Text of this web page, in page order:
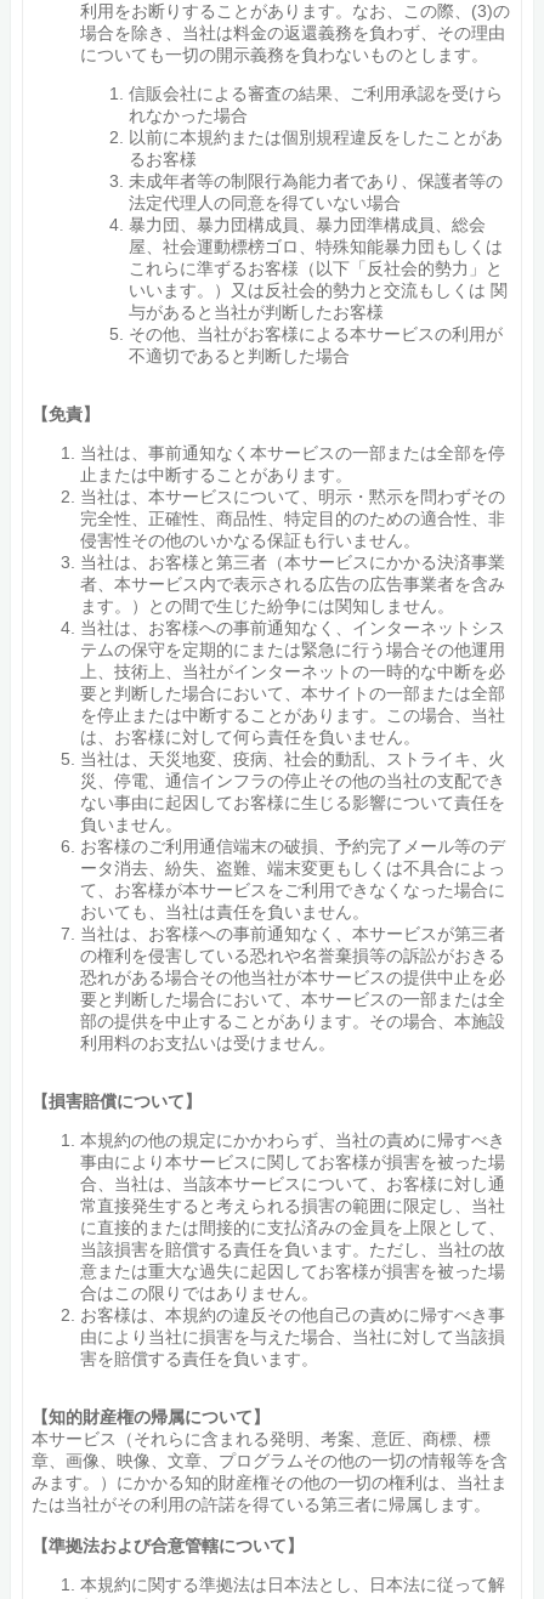
利用をお断りすることがあります。なお、この際、(3)の
場合を除き、当社は料金の返還義務を負わず、その理由
についても一切の開示義務を負わないものとします。
信販会社による審査の結果、ご利用承認を受けら
れなかった場合
以前に本規約または個別規程違反をしたことがあ
るお客様
未成年者等の制限行為能力者であり、保護者等の
法定代理人の同意を得ていない場合
暴力団、暴力団構成員、暴力団準構成員、総会
屋、社会運動標榜ゴロ、特殊知能暴力団もしくは
これらに準ずるお客様（以下「反社会的勢力」と
いいます。）又は反社会的勢力と交流もしくは 関
与があると当社が判断したお客様
その他、当社がお客様による本サービスの利用が
不適切であると判断した場合
【免責】
当社は、事前通知なく本サービスの一部または全部を停
止または中断することがあります。
当社は、本サービスについて、明示・黙示を問わずその
完全性、正確性、商品性、特定目的のための適合性、非
侵害性その他のいかなる保証も行いません。
当社は、お客様と第三者（本サービスにかかる決済事業
者、本サービス内で表示される広告の広告事業者を含み
ます。）との間で生じた紛争には関知しません。
当社は、お客様への事前通知なく、インターネットシス
テムの保守を定期的にまたは緊急に行う場合その他運用
上、技術上、当社がインターネットの一時的な中断を必
要と判断した場合において、本サイトの一部または全部
を停止または中断することがあります。この場合、当社
は、お客様に対して何ら責任を負いません。
当社は、天災地変、疫病、社会的動乱、ストライキ、火
災、停電、通信インフラの停止その他の当社の支配でき
ない事由に起因してお客様に生じる影響について責任を
負いません。
お客様のご利用通信端末の破損、予約完了メール等のデ
ータ消去、紛失、盗難、端末変更もしくは不具合によっ
て、お客様が本サービスをご利用できなくなった場合に
おいても、当社は責任を負いません。
当社は、お客様への事前通知なく、本サービスが第三者
の権利を侵害している恐れや名誉棄損等の訴訟がおきる
恐れがある場合その他当社が本サービスの提供中止を必
要と判断した場合において、本サービスの一部または全
部の提供を中止することがあります。その場合、本施設
利用料のお支払いは受けません。
【損害賠償について】
本規約の他の規定にかかわらず、当社の責めに帰すべき
事由により本サービスに関してお客様が損害を被った場
合、当社は、当該本サービスについて、お客様に対し通
常直接発生すると考えられる損害の範囲に限定し、当社
に直接的または間接的に支払済みの金員を上限として、
当該損害を賠償する責任を負います。ただし、当社の故
意または重大な過失に起因してお客様が損害を被った場
合はこの限りではありません。
お客様は、本規約の違反その他自己の責めに帰すべき事
由により当社に損害を与えた場合、当社に対して当該損
害を賠償する責任を負います。
【知的財産権の帰属について】
本サービス（それらに含まれる発明、考案、意匠、商標、標
章、画像、映像、文章、プログラムその他の一切の情報等を含
みます。）にかかる知的財産権その他の一切の権利は、当社ま
たは当社がその利用の許諾を得ている第三者に帰属します。
【準拠法および合意管轄について】
本規約に関する準拠法は日本法とし、日本法に従って解